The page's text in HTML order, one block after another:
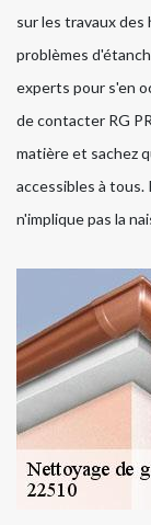
sur les travaux
problèmes
experts pour s'en
de contacter RG
matière et sachez
accessibles à
n'implique pas la